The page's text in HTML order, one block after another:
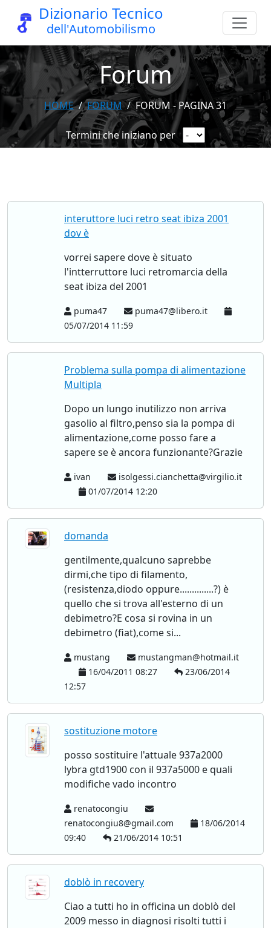
Dizionario Tecnico
dell'Automobilismo
Forum
HOME FORUM FORUM - PAGINA 31
Termini che iniziano per
interuttore luci retro seat ibiza 2001
dov è
vorrei sapere dove è situato
l'intterruttore luci retromarcia della
seat ibiza del 2001
puma47
puma47@libero.it
05/07/2014 11:59
Problema sulla pompa di alimentazione
Multipla
Dopo un lungo inutilizzo non arriva
gasolio al filtro,penso sia la pompa di
alimentazione,come posso fare a
sapere se è ancora funzionante?Grazie
ivan
isolgessi.cianchetta@virgilio.it
01/07/2014 12:20
domanda
gentilmente,qualcuno saprebbe
dirmi,che tipo di filamento,
(resistenza,diodo oppure..............?) è
quello che si trova all'esterno di un
debimetro?E cosa si rovina in un
debimetro (fiat),come si...
mustang
mustangman@hotmail.it
16/04/2011 08:27
23/06/2014
12:57
sostituzione motore
posso sostituire l'attuale 937a2000
lybra gtd1900 con il 937a5000 e quali
modifiche vado incontro
renatocongiu
renatocongiu8@gmail.com
18/06/2014
09:40
21/06/2014 10:51
doblò in recovery
Ciao a tutti ho in officina un doblò del
2009 messo in diagnosi risolti tutti i